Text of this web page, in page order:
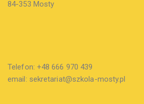
84-353 Mosty
Telefon: +48 666 970 439
email: sekretariat@szkola-mosty.pl